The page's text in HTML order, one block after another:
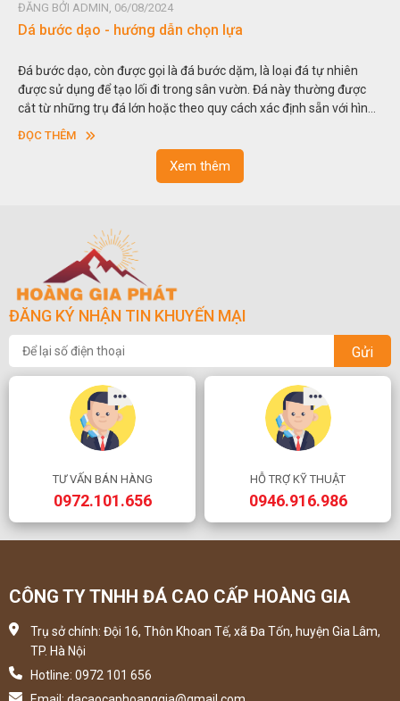
ĐĂNG BỞI ADMIN, 06/08/2024
Dá bước dạo - hướng dẫn chọn lựa
Đá bước dạo, còn được gọi là đá bước dặm, là loại đá tự nhiên
được sử dụng để tạo lối đi trong sân vườn. Đá này thường được
cắt từ những trụ đá lớn hoặc theo quy cách xác định sẵn với hình
vuông hoặc hình chữ nhật và có độ dày khác nhau.
ĐỌC THÊM
Xem thêm
ĐĂNG KÝ NHẬN TIN KHUYẾN MẠI
Gửi
TƯ VẤN BÁN HÀNG
0972.101.656
HỖ TRỢ KỸ THUẬT
0946.916.986
CÔNG TY TNHH ĐÁ CAO CẤP HOÀNG GIA
Trụ sở chính: Đội 16, Thôn Khoan Tế, xã Đa Tốn, huyện Gia Lâm,
TP. Hà Nội
Hotline: 0972 101 656